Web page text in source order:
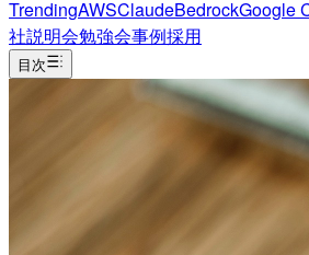
TrendingAWSClaudeBedrockGoogle
社説明会勉強会事例採用
目次